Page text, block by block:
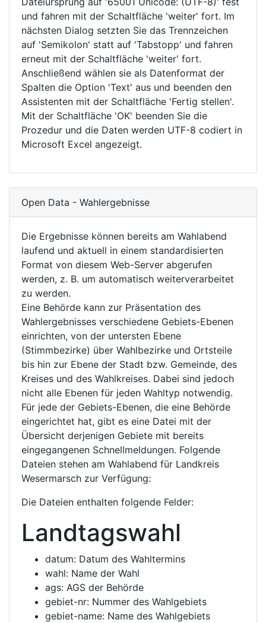
und fahren mit der Schaltfläche 'weiter' fort. Im
nächsten Dialog setzten Sie das Trennzeichen
auf 'Semikolon' statt auf 'Tabstopp' und fahren
erneut mit der Schaltfläche 'weiter' fort.
Anschließend wählen sie als Datenformat der
Spalten die Option 'Text' aus und beenden den
Assistenten mit der Schaltfläche 'Fertig stellen'.
Mit der Schaltfläche 'OK' beenden Sie die
Prozedur und die Daten werden UTF-8 codiert in
Microsoft Excel angezeigt.
Open Data - Wahlergebnisse
Die Ergebnisse können bereits am Wahlabend
laufend und aktuell in einem standardisierten
Format von diesem Web-Server abgerufen
werden, z. B. um automatisch weiterverarbeitet
zu werden.
Eine Behörde kann zur Präsentation des
Wahlergebnisses verschiedene Gebiets-Ebenen
einrichten, von der untersten Ebene
(Stimmbezirke) über Wahlbezirke und Ortsteile
bis hin zur Ebene der Stadt bzw. Gemeinde, des
Kreises und des Wahlkreises. Dabei sind jedoch
nicht alle Ebenen für jeden Wahltyp notwendig.
Für jede der Gebiets-Ebenen, die eine Behörde
eingerichtet hat, gibt es eine Datei mit der
Übersicht derjenigen Gebiete mit bereits
eingegangenen Schnellmeldungen. Folgende
Dateien stehen am Wahlabend für Landkreis
Wesermarsch zur Verfügung:
Die Dateien enthalten folgende Felder:
Landtagswahl
datum: Datum des Wahltermins
wahl: Name der Wahl
ags: AGS der Behörde
gebiet-nr: Nummer des Wahlgebiets
gebiet-name: Name des Wahlgebiets